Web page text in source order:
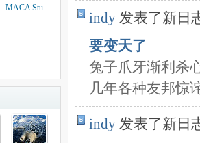
MACA Studio
indy 发表了新日
要变天了
兔子爪牙渐利杀
几年各种友邦惊
indy 发表了新日